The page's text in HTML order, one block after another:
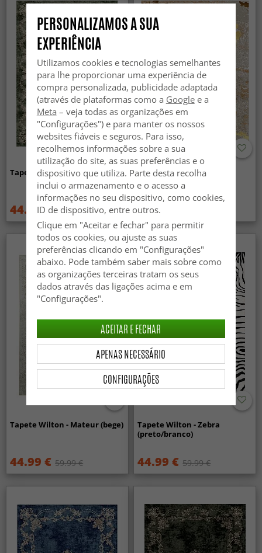
Tapete Wilton - Taknis (verde)
44.99 € 59.99 €
Tapete Wilton - Elena
(bege/dourado)
44.99 €
Tapete Wilton - Mateur (bege)
44.99 € 59.99 €
Tapete Wilton - Zebra
(preto/branco)
44.99 € 59.99 €
PERSONALIZAMOS A SUA
EXPERIÊNCIA
Utilizamos cookies e tecnologias semelhantes
para lhe proporcionar uma experiência de
compra personalizada, publicidade adaptada
(através de plataformas como a Googlee a
Meta – veja todas as organizações em
"Configurações") e para manter os nossos
websites fiáveis e seguros. Para isso,
recolhemos informações sobre a sua
utilização do site, as suas preferências e o
dispositivo que utiliza. Parte desta recolha
inclui o armazenamento e o acesso a
informações no seu dispositivo, como cookies,
ID de dispositivo, entre outros.
Clique em "Aceitar e fechar" para permitir
todos os cookies, ou ajuste as suas
preferências clicando em "Configurações"
abaixo. Pode também saber mais sobre como
as organizações terceiras tratam os seus
dados através das ligações acima e em
"Configurações".
CONFIGURAÇÕES
APENAS NECESSÁRIO
ACEITAR E FECHAR